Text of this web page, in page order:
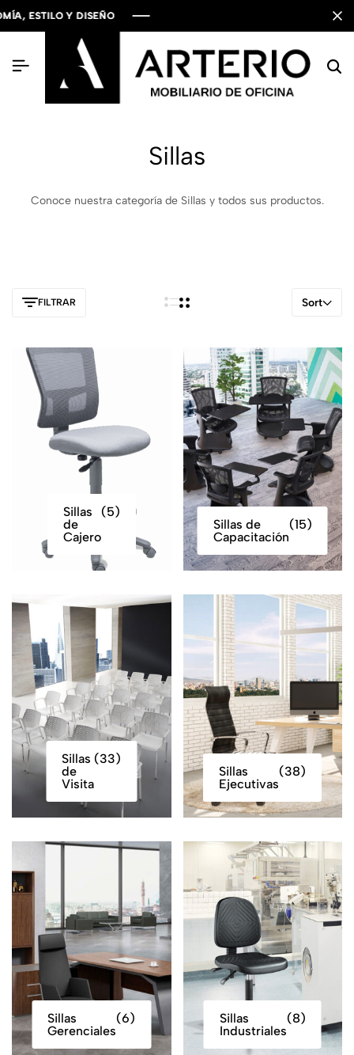
ESTILO Y DISEÑO
ESTILO Y DISEÑO
ESTILO Y DISEÑO
Sillas
Conoce nuestra categoría de Sillas y todos sus productos.
FILTRAR Sort
Sillas
de
Cajero
(5)
Sillas de
Capacitación
(15)
Sillas
de
Visita
(33)
Sillas
Ejecutivas
(38)
Sillas
Gerenciales
(6)
Sillas
Industriales
(8)